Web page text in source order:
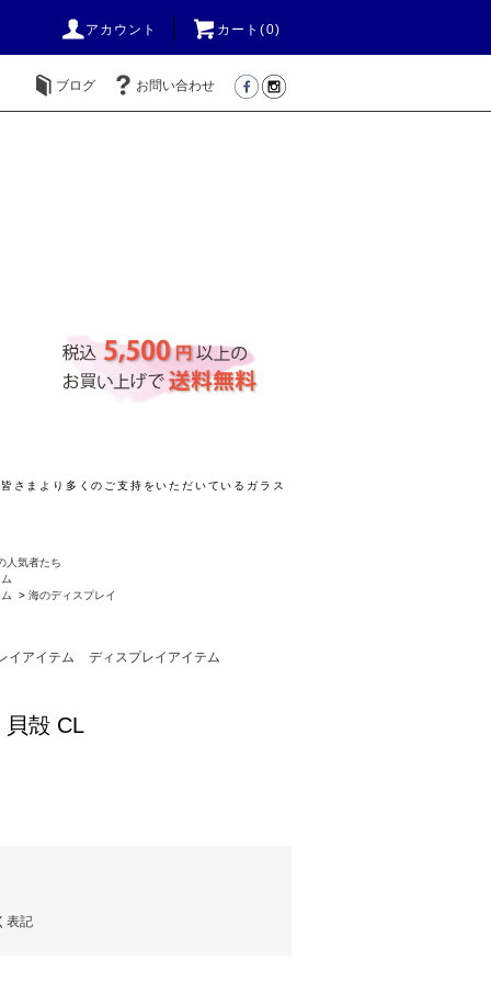
アカウント カート(0)
ブログ お問い合わせ
まより多くのご支持をいただいているガラス
人気者たち
> 海のディスプレイ
イアイテム
ディスプレイアイテム
貝殻 CL
表記